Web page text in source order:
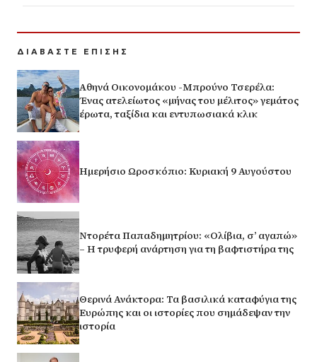
ΔΙΑΒΑΣΤΕ ΕΠΙΣΗΣ
Αθηνά Οικονομάκου -Μπρούνο Τσερέλα:
Ένας ατελείωτος «μήνας του μέλιτος» γεμάτος
έρωτα, ταξίδια και εντυπωσιακά κλικ
Ημερήσιο Ωροσκόπιο: Κυριακή 9 Αυγούστου
Ντορέτα Παπαδημητρίου: «Ολίβια, σ’ αγαπώ»
– Η τρυφερή ανάρτηση για τη βαφτιστήρα της
Θερινά Ανάκτορα: Τα βασιλικά καταφύγια της
Ευρώπης και οι ιστορίες που σημάδεψαν την
ιστορία